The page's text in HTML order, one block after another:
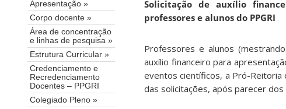
Apresentação »
Corpo docente »
Área de concentração
e linhas de pesquisa »
Estrutura Curricular »
Credenciamento e
Recredenciamento
Docentes – PPGRI
Colegiado Pleno »
Solicitação de auxílio
professores e alunos do PPGRI
Professores e alunos
auxílio financeiro para
eventos científicos, a Pró-Reitoria
das solicitações, após parecer